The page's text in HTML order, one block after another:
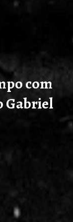
com
Gabriel